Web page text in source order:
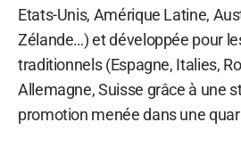
Etats-Unis, Amérique Latine,
Zélande…) et développée pour
traditionnels (Espagne, Italies,
Allemagne, Suisse grâce à une
promotion menée dans une